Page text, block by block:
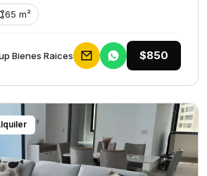
65 m²
Bienes Raices $850